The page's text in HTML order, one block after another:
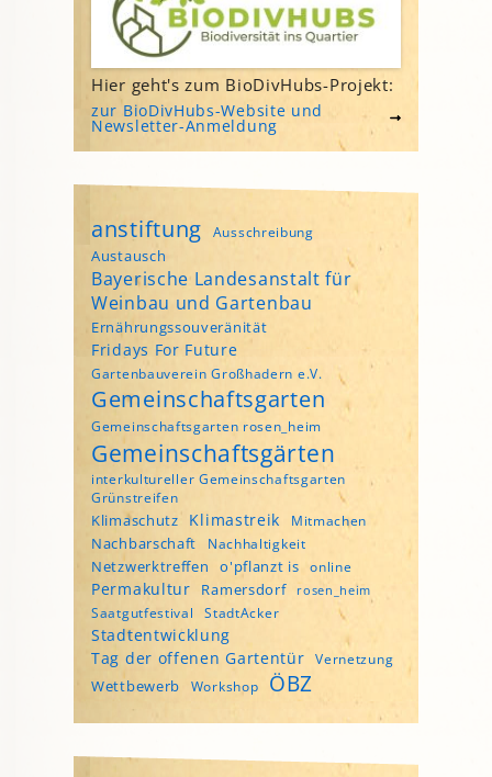
Hier geht's zum BioDivHubs-Projekt:
zur BioDivHubs-Website und
Newsletter-Anmeldung
anstiftung Ausschreibung
Austausch
Bayerische Landesanstalt für
Weinbau und Gartenbau
Ernährungssouveränität
Fridays For Future
Gartenbauverein Großhadern e.V.
Gemeinschaftsgarten
Gemeinschaftsgarten rosen_heim
Gemeinschaftsgärten
interkultureller Gemeinschaftsgarten
Grünstreifen
Klimaschutz Klimastreik Mitmachen
Nachbarschaft Nachhaltigkeit
Netzwerktreffen o'pflanzt is online
Permakultur Ramersdorf rosen_heim
Saatgutfestival StadtAcker
Stadtentwicklung
Tag der offenen Gartentür
Vernetzung
Wettbewerb Workshop ÖBZ